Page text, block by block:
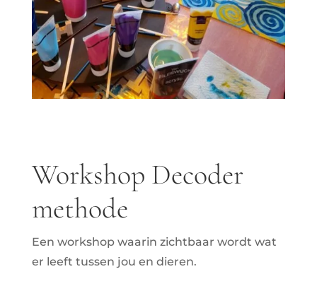
Workshop Decoder
methode
Een workshop waarin zichtbaar wordt wat
er leeft tussen jou en dieren.